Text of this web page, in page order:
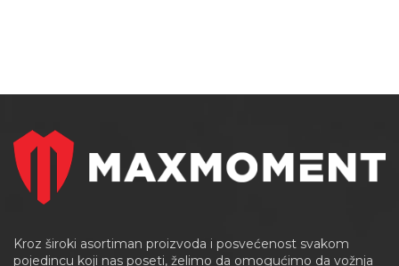
Kroz široki asortiman proizvoda i posvećenost svakom
pojedincu koji nas poseti, želimo da omogućimo da vožnja